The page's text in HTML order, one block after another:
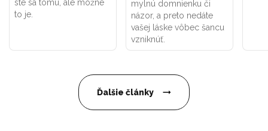
ste sa tomu, ale možné
to je.
mylnú domnienku či
názor, a preto nedáte
vašej láske vôbec šancu
vzniknúť.
Ďalšie články